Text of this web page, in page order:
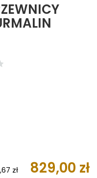
zł 829,00 zł